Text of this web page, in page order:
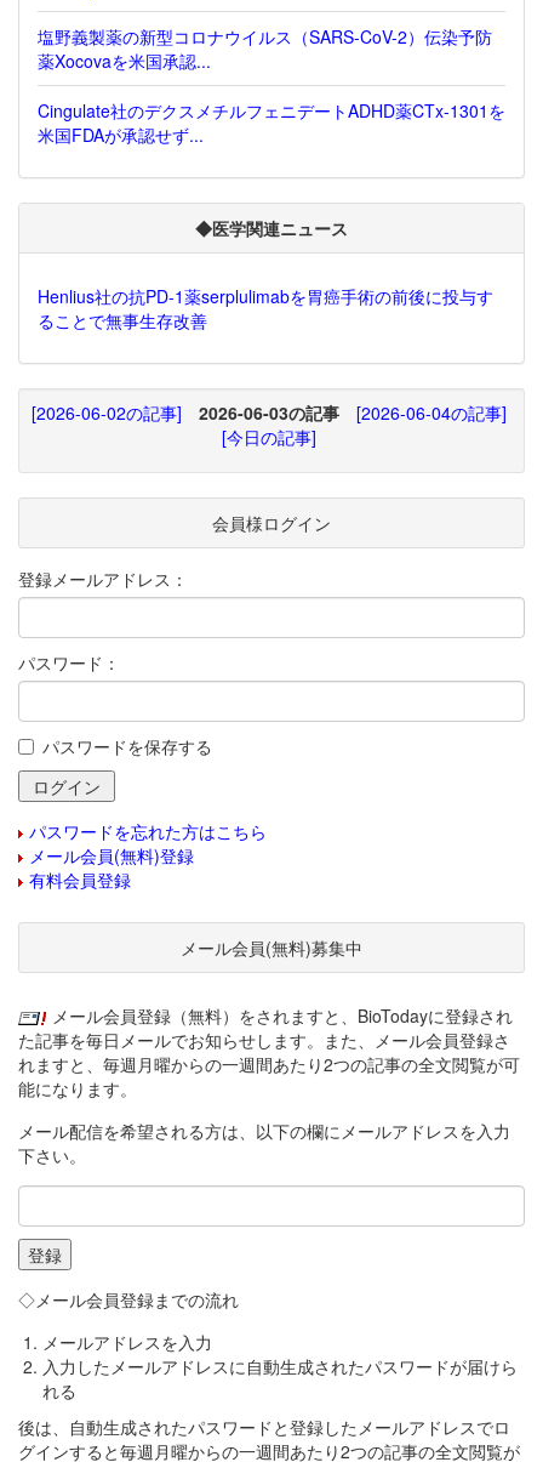
塩野義製薬の新型コロナウイルス（SARS-CoV-2）伝染予防
薬Xocovaを米国承認...
Cingulate社のデクスメチルフェニデートADHD薬CTx-1301を
米国FDAが承認せず...
◆医学関連ニュース
Henlius社の抗PD-1薬serplulimabを胃癌手術の前後に投与す
ることで無事生存改善
[2026-06-02の記事] 2026-06-03の記事
[2026-06-04の記事]
[今日の記事]
会員様ログイン
登録メールアドレス：
パスワード：
パスワードを保存する
パスワードを忘れた方はこちら
メール会員(無料)登録
有料会員登録
メール会員(無料)募集中
メール会員登録（無料）をされますと、BioTodayに登録され
た記事を毎日メールでお知らせします。また、メール会員登録さ
れますと、毎週月曜からの一週間あたり2つの記事の全文閲覧が可
能になります。
メール配信を希望される方は、以下の欄にメールアドレスを入力
下さい。
◇メール会員登録までの流れ
メールアドレスを入力
入力したメールアドレスに自動生成されたパスワードが届けら
れる
後は、自動生成されたパスワードと登録したメールアドレスでロ
グインすると毎週月曜からの一週間あたり2つの記事の全文閲覧が